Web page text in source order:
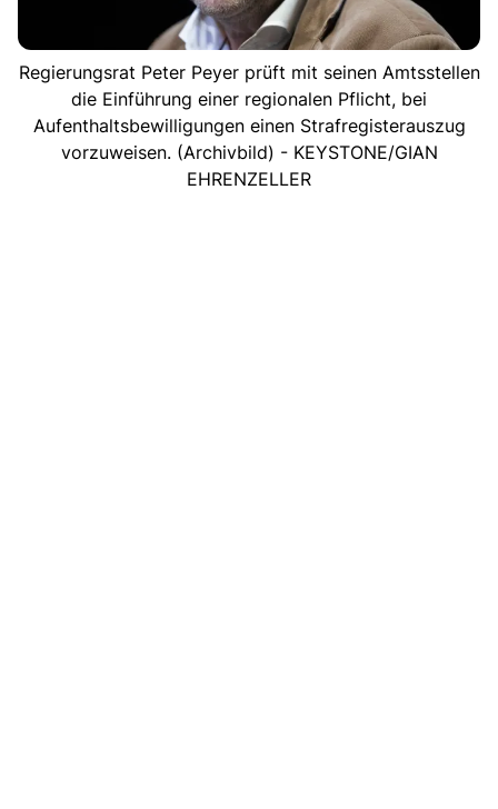
Regierungsrat Peter Peyer prüft mit seinen Amtsstellen
die Einführung einer regionalen Pflicht, bei
Aufenthaltsbewilligungen einen Strafregisterauszug
vorzuweisen. (Archivbild) - KEYSTONE/GIAN
EHRENZELLER